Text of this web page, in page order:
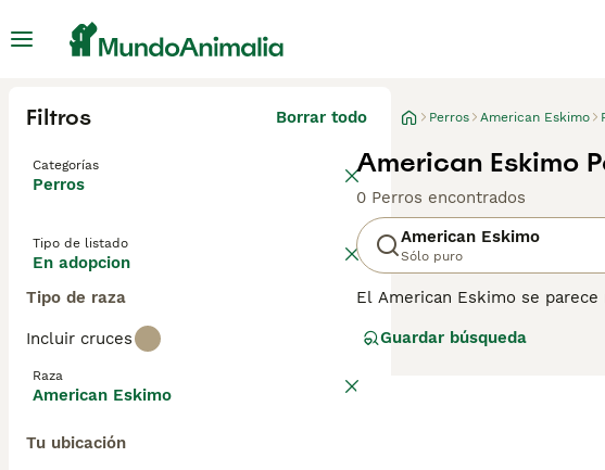
Filtros Borrar todo
Categorías
Perros
Tipo de listado
En adopcion
Tipo de raza
Incluir cruces
Raza
American Eskimo
Tu ubicación
Perros American Eskimo
American Eskimo
0 Perros encontrados
American Eskimo
Sólo puro
El American Eskimo se
en una opción popular entre
condiciones difíciles y en
renovado interés por el
página de
Guardar búsqueda